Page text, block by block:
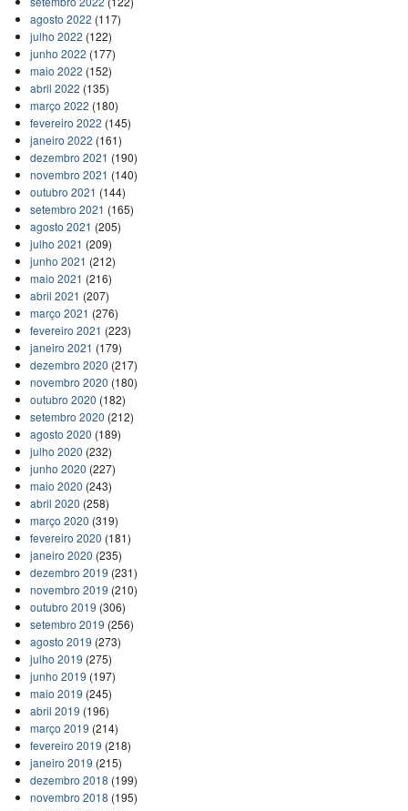
agosto 2022 (117)
julho 2022 (122)
junho 2022 (177)
maio 2022 (152)
abril 2022 (135)
março 2022 (180)
fevereiro 2022 (145)
janeiro 2022 (161)
dezembro 2021 (190)
novembro 2021 (140)
outubro 2021 (144)
setembro 2021 (165)
agosto 2021 (205)
julho 2021 (209)
junho 2021 (212)
maio 2021 (216)
abril 2021 (207)
março 2021 (276)
fevereiro 2021 (223)
janeiro 2021 (179)
dezembro 2020 (217)
novembro 2020 (180)
outubro 2020 (182)
setembro 2020 (212)
agosto 2020 (189)
julho 2020 (232)
junho 2020 (227)
maio 2020 (243)
abril 2020 (258)
março 2020 (319)
fevereiro 2020 (181)
janeiro 2020 (235)
dezembro 2019 (231)
novembro 2019 (210)
outubro 2019 (306)
setembro 2019 (256)
agosto 2019 (273)
julho 2019 (275)
junho 2019 (197)
maio 2019 (245)
abril 2019 (196)
março 2019 (214)
fevereiro 2019 (218)
janeiro 2019 (215)
dezembro 2018 (199)
novembro 2018 (195)